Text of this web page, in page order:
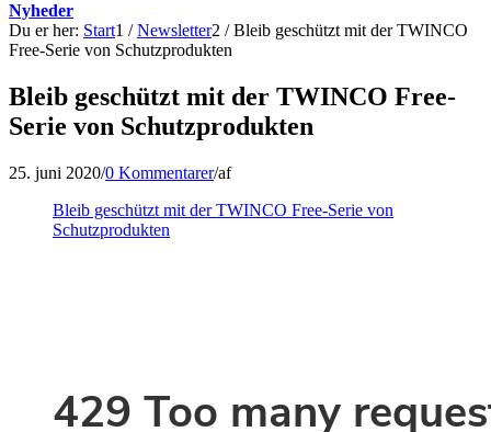
Nyheder
Du er her: Start1 / Newsletter2 / Bleib geschützt mit der TWINCO
Free-Serie von Schutzprodukten
Bleib geschützt mit der TWINCO Free-
Serie von Schutzprodukten
25. juni 2020/0 Kommentarer/af
Bleib geschützt mit der TWINCO Free-Serie von
Schutzprodukten